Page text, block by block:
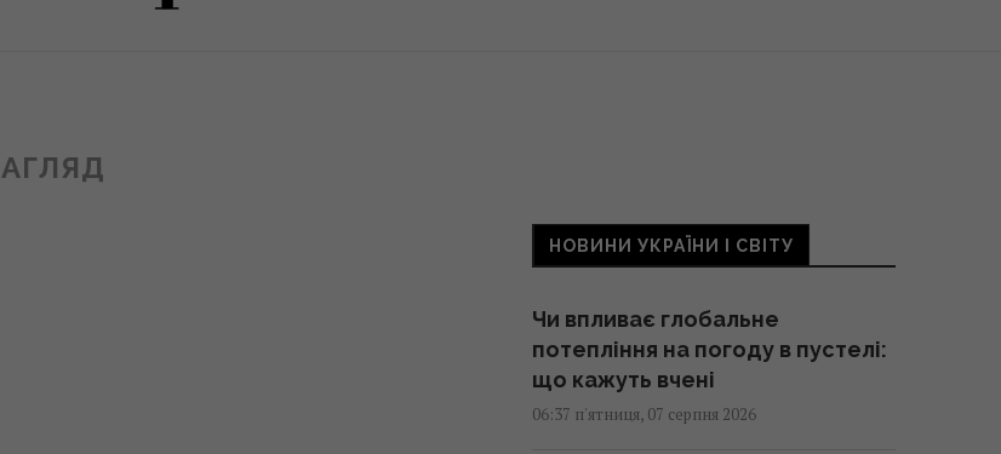
НОВИНИ УКРАЇНИ І СВІТУ
Чи впливає глобальне
потепління на погоду в пустелі:
що кажуть вчені
06:37 п'ятниця, 07 серпня 2026